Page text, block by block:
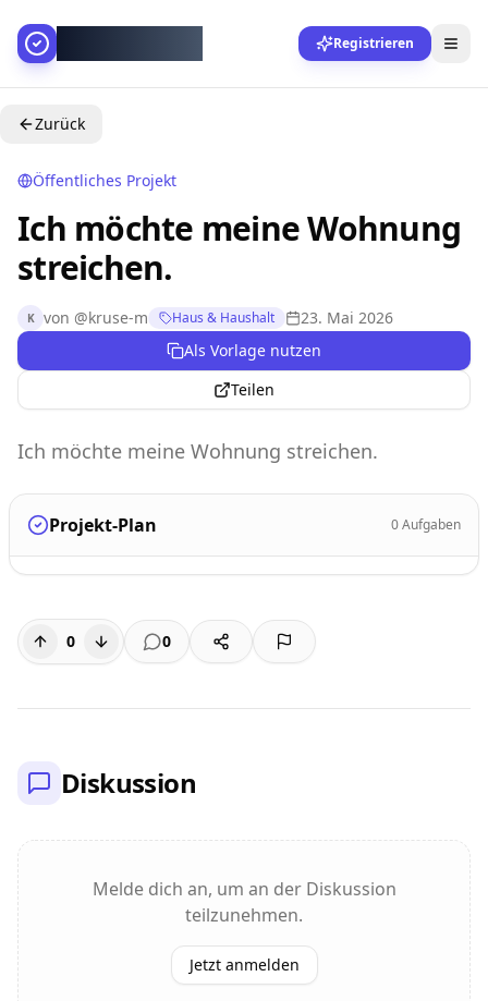
Registrieren
Zurück
Öffentliches Projekt
Ich möchte meine Wohnung
streichen.
K von @kruse-m Haus & Haushalt
23. Mai 2026
Als Vorlage nutzen
Teilen
Ich möchte meine Wohnung streichen.
Projekt-Plan 0Aufgaben
0 0
Diskussion
Melde dich an, um an der Diskussion
teilzunehmen.
Jetzt anmelden